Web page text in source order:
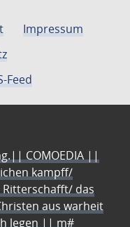
Impressum
Feed
COMOEDIA ||
kampff/
das
aus warheit
legen || m#